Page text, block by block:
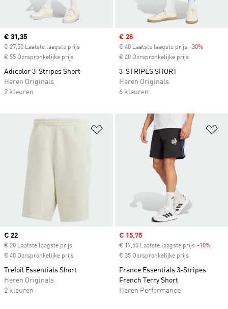
Current price
€ 31,35
€ 27,50 Laatste laagste prijs
€ 55 Oorspronkelijke prijs
Adicolor 3-Stripes Short
Heren Originals
2 kleuren
Sale price
€ 28
€ 40 Laatste laagste prijs -30%
€ 40 Oorspronkelijke prijs
3-STRIPES SHORT
Heren Originals
6 kleuren
Op verlanglijst zetten
Current price
€ 22
€ 20 Laatste laagste prijs
€ 40 Oorspronkelijke prijs
Trefoil Essentials Short
Heren Originals
2 kleuren
Sale price
€ 15,75
€ 17,50 Laatste laagste prijs -10%
€ 35 Oorspronkelijke prijs
France Essentials 3-Stripes
French Terry Short
Heren Performance